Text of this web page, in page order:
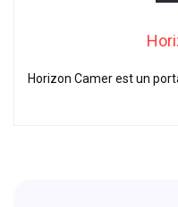
Horizon Camer est un